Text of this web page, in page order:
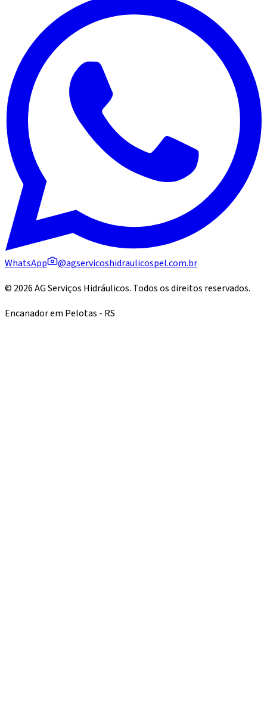
WhatsApp
@agservicoshidraulicospel.com.br
© 2026AG Serviços Hidráulicos. Todos os direitos reservados.
Encanador em Pelotas - RS